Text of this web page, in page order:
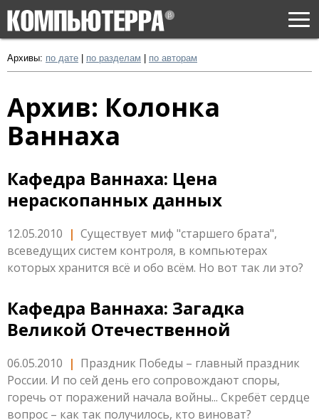
Архивы: по дате по разделам по авторам
Архив: Колонка
Ваннаха
Кафедра Ваннаха: Цена
нераскопанных данных
12.05.2010 | Существует миф "старшего брата",
всеведущих систем контроля, в компьютерах
которых хранится всё и обо всём. Но вот так ли это?
Кафедра Ваннаха: Загадка
Великой Отечественной
06.05.2010 | Праздник Победы – главный праздник
России. И по сей день его сопровождают споры,
горечь от поражений начала войны... Скребёт сердце
вопрос – как так получилось, кто виноват?